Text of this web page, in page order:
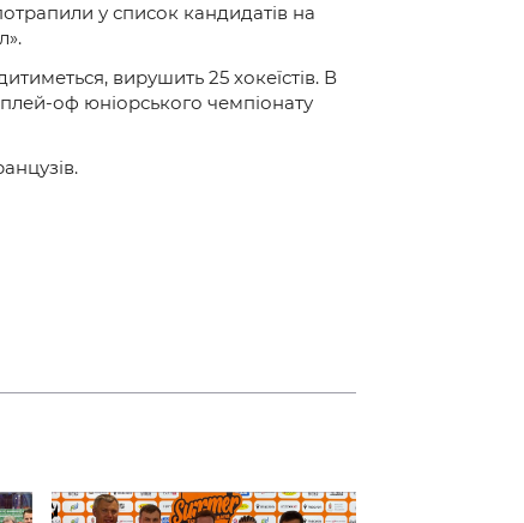
у список кандидатів на
вирушить 25 хокеїстів. В
оф юніорського чемпіонату